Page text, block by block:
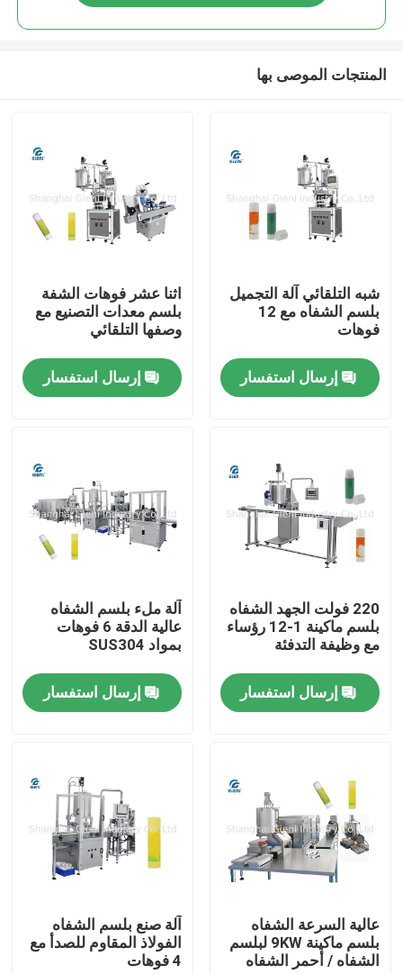
المنتجات
فيديوهات
حولنا
جولة في المصنع
اتصل بنا
أخبار
مدونة
المنتجات الموصى بها
شبه التلقائي آلة التجميل
بلسم الشفاه مع 12
فوهات
إرسال استفسار
اثنا عشر فوهات الشفة
بلسم معدات التصنيع مع
وصفها التلقائي
إرسال استفسار
220 فولت الجهد الشفاه
بلسم ماكينة 1-12 رؤساء
مع وظيفة التدفئة
إرسال استفسار
آلة ملء بلسم الشفاه
عالية الدقة 6 فوهات
بمواد SUS304
إرسال استفسار
عالية السرعة الشفاه
بلسم ماكينة 9KW لبلسم
الشفاه / أحمر الشفاه
آلة صنع بلسم الشفاه
الفولاذ المقاوم للصدأ مع
4 فوهات